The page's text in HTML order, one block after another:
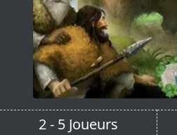
2 - 5 Joueurs